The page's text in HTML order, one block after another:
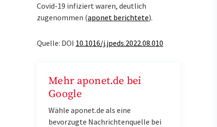
Covid-19 infiziert waren, deutlich
zugenommen (aponet berichtete).
Quelle: DOI 10.1016/j.jpeds.2022.08.010
Mehr aponet.de bei
Google
Wähle aponet.de als eine
bevorzugte Nachrichtenquelle bei